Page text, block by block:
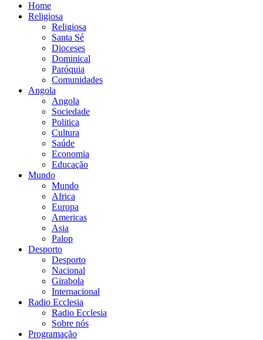
Home
Religiosa
Religiosa
Santa Sé
Dioceses
Dominical
Paróquia
Comunidades
Angola
Angola
Sociedade
Politica
Cultura
Saúde
Economia
Educação
Mundo
Mundo
Africa
Europa
Americas
Asia
Palop
Desporto
Desporto
Nacional
Girabola
Internacional
Radio Ecclesia
Radio Ecclesia
Sobre nós
Programação